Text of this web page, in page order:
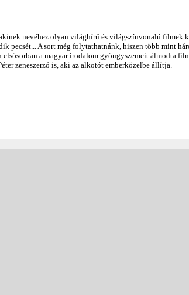
nevéhez olyan világhírű és világszínvonalú filmek
pecsét... A sort még folytathatnánk, hiszen több mint
a magyar irodalom gyöngyszemeit álmodta
zeneszerző is, aki az alkotót emberközelbe állítja.